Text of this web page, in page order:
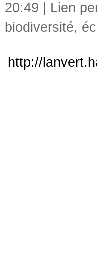
20:49 | Lien
biodiversité,
http://